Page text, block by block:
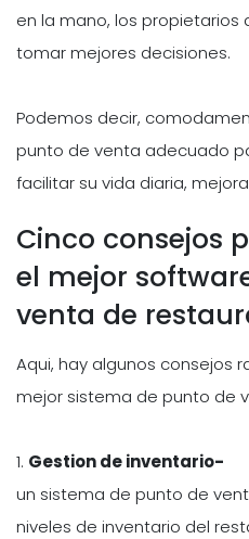
en la mano, los
tomar mejores decisiones.
Podemos decir,
punto de venta adecuado
facilitar su vida diaria,
Cinco consejos
el mejor
venta de
Aqui, hay algunos consejos
mejor sistema de punto de
1. Gestion de inventario-
un sistema de punto de
niveles de inventario del